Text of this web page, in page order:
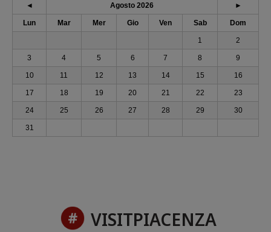
◄ Agosto 2026 ►
Lun Mar Mer Gio Ven Sab Dom
1 2
3 4 5 6 7 8 9
10 11 12 13 14 15 16
17 18 19 20 21 22 23
24 25 26 27 28 29 30
31
VISITPIACENZA